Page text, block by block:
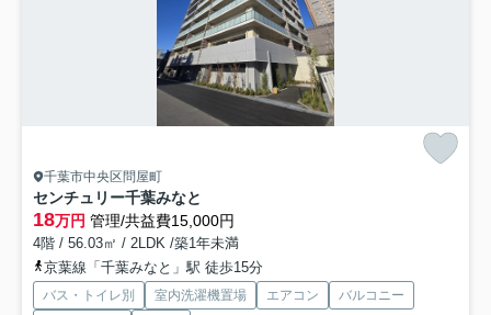
千葉市中央区問屋町
センチュリー千葉みなと
18万円 管理/共益費15,000円
4階 / 56.03㎡ / 2LDK /築1年未満
京葉線「千葉みなと」駅 徒歩15分
バス・トイレ別 室内洗濯機置場 エアコン
バルコニー